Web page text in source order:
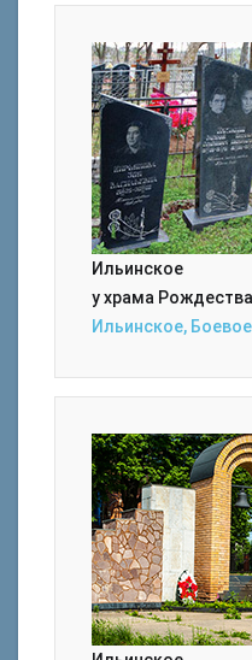
Ильинское
у храма
Ильинское,